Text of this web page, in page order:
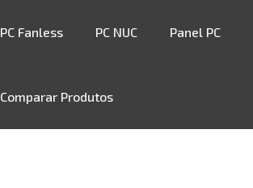
PC Fanless PC NUC Panel PC
Comparar Produtos